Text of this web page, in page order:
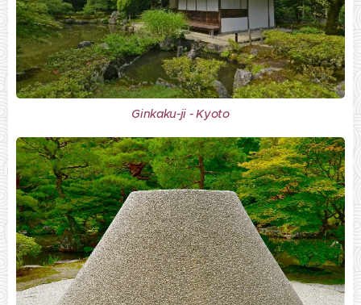
Ginkaku-ji - Kyoto